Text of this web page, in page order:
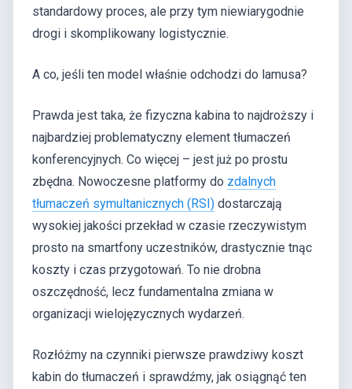
standardowy proces, ale przy tym niewiarygodnie
drogi i skomplikowany logistycznie.
A co, jeśli ten model właśnie odchodzi do lamusa?
Prawda jest taka, że fizyczna kabina to najdroższy i
najbardziej problematyczny element tłumaczeń
konferencyjnych. Co więcej – jest już po prostu
zbędna. Nowoczesne platformy do zdalnych
tłumaczeń symultanicznych (RSI) dostarczają
wysokiej jakości przekład w czasie rzeczywistym
prosto na smartfony uczestników, drastycznie tnąc
koszty i czas przygotowań. To nie drobna
oszczędność, lecz fundamentalna zmiana w
organizacji wielojęzycznych wydarzeń.
Rozłóżmy na czynniki pierwsze prawdziwy koszt
kabin do tłumaczeń i sprawdźmy, jak osiągnąć ten